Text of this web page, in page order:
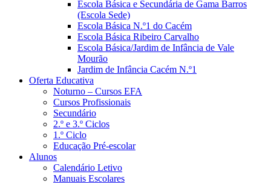
Escola Básica e Secundária de Gama Barros
(Escola Sede)
Escola Básica N.º1 do Cacém
Escola Básica Ribeiro Carvalho
Escola Básica/Jardim de Infância de Vale
Mourão
Jardim de Infância Cacém N.º1
Oferta Educativa
Noturno – Cursos EFA
Cursos Profissionais
Secundário
2.º e 3.º Ciclos
1.º Ciclo
Educação Pré-escolar
Alunos
Calendário Letivo
Manuais Escolares